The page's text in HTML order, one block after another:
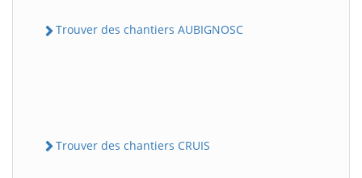
Trouver des chantiers AUBIGNOSC
Trouver des chantiers CRUIS